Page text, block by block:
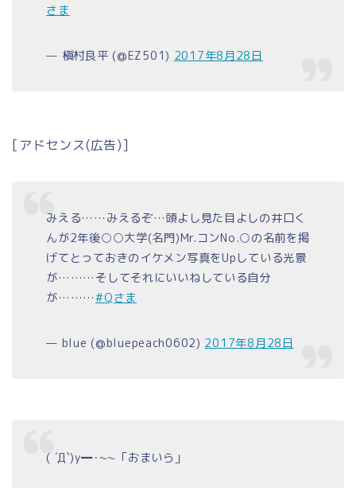
さま
— 槇村良平 (@EZ501) 2017年8月28日
[アドセンス(広告)]
みえる……みえるぞ…頭よし見た目よしの井口く
んが2年後○○大学(名門)Mr.コンNo.○の名前を掲
げてとっておきのイケメン写真をUpしている光景
が………そしてそれにいいねしている自分
が………#Qさま
— blue (@bluepeach0602) 2017年8月28日
( ´Д`)y━･~~「おまいら」